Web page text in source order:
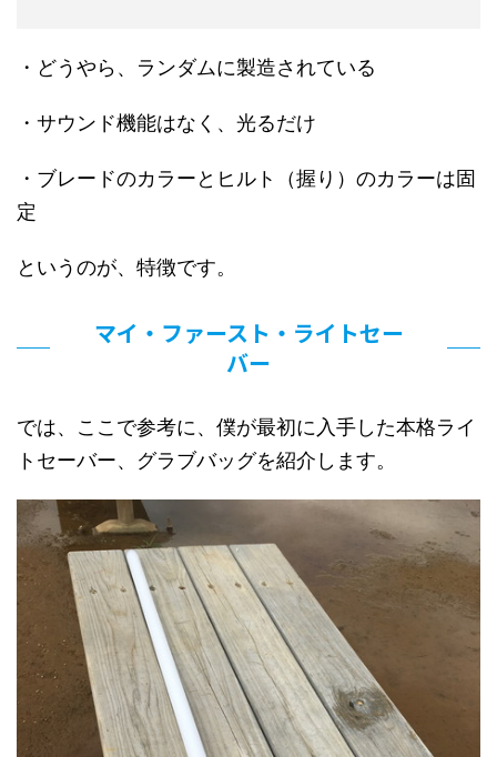
・どうやら、ランダムに製造されている
・サウンド機能はなく、光るだけ
・ブレードのカラーとヒルト（握り）のカラーは固
定
というのが、特徴です。
マイ・ファースト・ライトセー
バー
では、ここで参考に、僕が最初に入手した本格ライ
トセーバー、グラブバッグを紹介します。